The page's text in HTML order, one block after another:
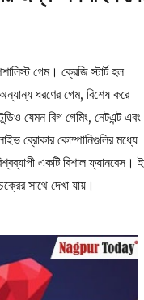
গেম। ক্রেজি স্টার্ট হল
ধরণের গেম, বিশেষ করে
যেমন বিগ গেমিং, নেটএন্ট এবং
ব্রোকার কোম্পানিগুলির মধ্যে
একটি বিশাল ফ্যানবেস।
সাথে দেখা যায়।